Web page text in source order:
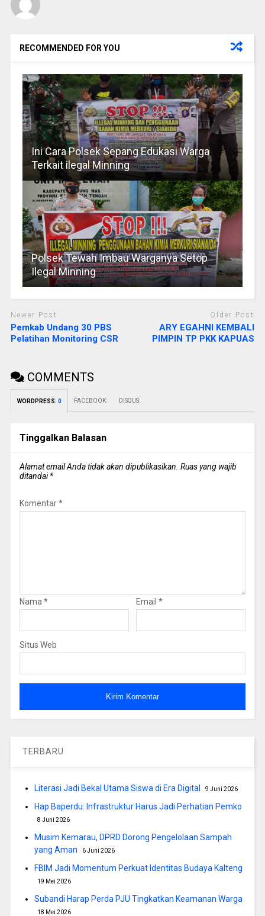
RECOMMENDED FOR YOU
Ini Cara Polsek Sepang Edukasi Warga
Terkait ilegal Minning
Polsek Tewah Imbau Warganya Setop
Ilegal Minning
Newer Post
Pemkab Undang 30 PBS
Pelatihan Monitoring CSR
Older Post
ARY EGAHNI KEMBALI
PIMPIN TP PKK KAPUAS
COMMENTS
WORDPRESS: 0 FACEBOOK: DISQUS:
Tinggalkan Balasan
Alamat email Anda tidak akan dipublikasikan. Ruas yang wajib
ditandai*
Komentar*
Nama * Email *
Situs Web
TERBARU
Literasi Jadi Bekal Utama Siswa di Era Digital 9 Juni 2026
Hap Baperdu: Infrastruktur Harus Jadi Perhatian Pemko
8 Juni 2026
Musim Kemarau, DPRD Dorong Pengelolaan Sampah
yang Aman
6 Juni 2026
FBIM Jadi Momentum Perkuat Identitas Budaya Kalteng
19 Mei 2026
Subandi Harap Perda PJU Tingkatkan Keamanan Warga
18 Mei 2026